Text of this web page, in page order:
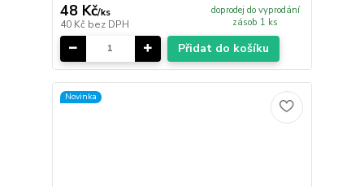
48 Kč/ks
40 Kč bez DPH
doprodej do vyprodání
zásob 1 ks
Přidat do košíku
Novinka